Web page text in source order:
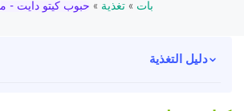
بات » تغذية » حبوب كيتو دايت -
دليل التغذية